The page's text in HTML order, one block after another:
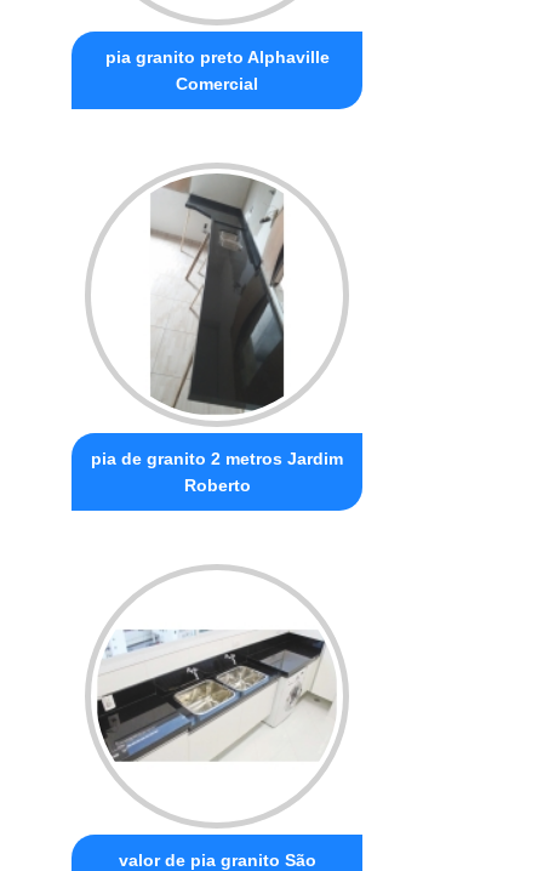
pia granito preto Alphaville
Comercial
pia de granito 2 metros Jardim
Roberto
valor de pia granito São